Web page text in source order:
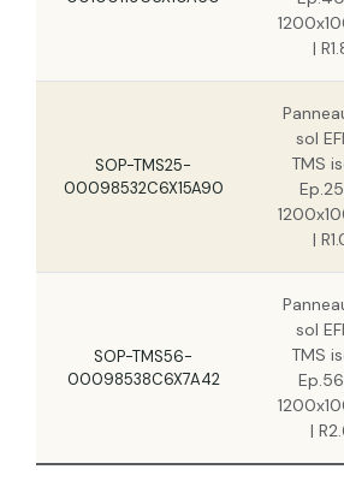
|
SOP-TMS25-
00098532C6X15A90
sol
TMS
|
SOP-TMS56-
00098538C6X7A42
sol
TMS
|